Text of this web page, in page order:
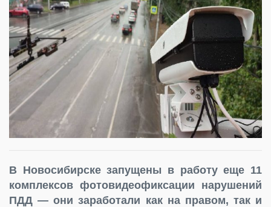
В Новосибирске запущены в работу еще 11
комплексов фотовидеофиксации нарушений
ПДД — они заработали как на правом, так и